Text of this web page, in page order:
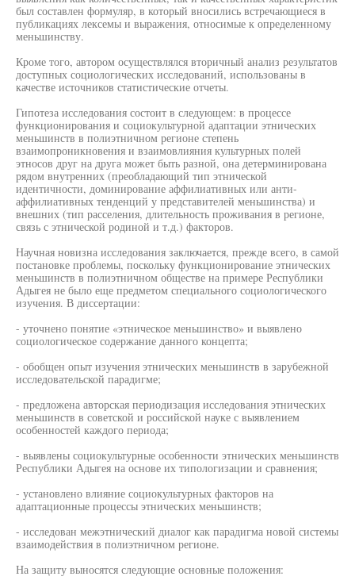
был составлен формуляр, в который вносились встречающиеся в
публикациях лексемы и выражения, относимые к определенному
меньшинству.
Кроме того, автором осуществлялся вторичный анализ результатов
доступных социологических исследований, использованы в
качестве источников статистические отчеты.
Гипотеза исследования состоит в следующем: в процессе
функционирования и социокультурной адаптации этнических
меньшинств в полиэтничном регионе степень
взаимопроникновения и взаимовлияния культурных полей
этносов друг на друга может быть разной, она детерминирована
рядом внутренних (преобладающий тип этнической
идентичности, доминирование аффилиативных или анти-
аффилиативных тенденций у представителей меньшинства) и
внешних (тип расселения, длительность проживания в регионе,
связь с этнической родиной и т.д.) факторов.
Научная новизна исследования заключается, прежде всего, в самой
постановке проблемы, поскольку функционирование этнических
меньшинств в полиэтничном обществе на примере Республики
Адыгея не было еще предметом специального социологического
изучения. В диссертации:
- уточнено понятие «этническое меньшинство» и выявлено
социологическое содержание данного концепта;
- обобщен опыт изучения этнических меньшинств в зарубежной
исследовательской парадигме;
- предложена авторская периодизация исследования этнических
меньшинств в советской и российской науке с выявлением
особенностей каждого периода;
- выявлены социокультурные особенности этнических меньшинств
Республики Адыгея на основе их типологизации и сравнения;
- установлено влияние социокультурных факторов на
адаптационные процессы этнических меньшинств;
- исследован межэтнический диалог как парадигма новой системы
взаимодействия в полиэтничном регионе.
На защиту выносятся следующие основные положения: